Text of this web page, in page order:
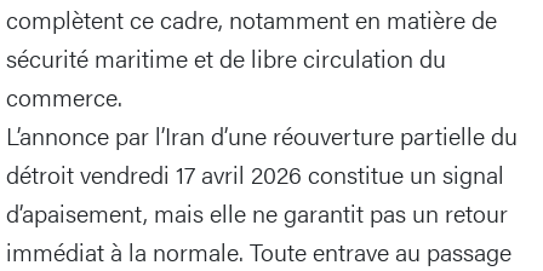
complètent ce cadre, notamment en matière de
sécurité maritime et de libre circulation du
commerce.
L’annonce par l’Iran d’une réouverture partielle du
détroit vendredi 17 avril 2026 constitue un signal
d’apaisement, mais elle ne garantit pas un retour
immédiat à la normale. Toute entrave au passage